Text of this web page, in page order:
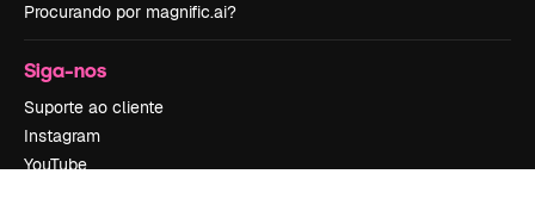
Procurando por magnific.ai?
Siga-nos
Suporte ao cliente
Instagram
YouTube